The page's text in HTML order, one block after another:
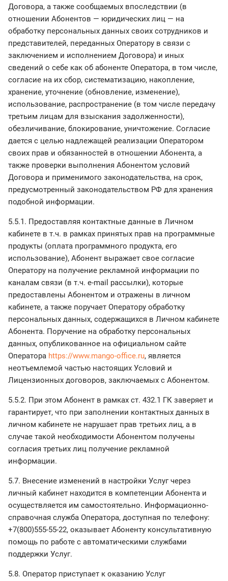
Договора, а также сообщаемых впоследствии (в
отношении Абонентов — юридических лиц — на
обработку персональных данных своих сотрудников и
представителей, переданных Оператору в связи с
заключением и исполнением Договора) и иных
сведений о себе как об абоненте Оператора, в том числе,
согласие на их сбор, систематизацию, накопление,
хранение, уточнение (обновление, изменение),
использование, распространение (в том числе передачу
третьим лицам для взыскания задолженности),
обезличивание, блокирование, уничтожение. Согласие
дается с целью надлежащей реализации Оператором
своих прав и обязанностей в отношении Абонента, а
также проверки выполнения Абонентом условий
Договора и применимого законодательства, на срок,
предусмотренный законодательством РФ для хранения
подобной информации.
5.5.1. Предоставляя контактные данные в Личном
кабинете в т.ч. в рамках принятых прав на программные
продукты (оплата программного продукта, его
использование), Абонент выражает свое согласие
Оператору на получение рекламной информации по
каналам связи (в т.ч. e-mail рассылки), которые
предоставлены Абонентом и отражены в личном
кабинете, а также поручает Оператору обработку
персональных данных, содержащихся в Личном кабинете
Абонента. Поручение на обработку персональных
данных, опубликованное на официальном сайте
Оператора https://www.mango-office.ru, является
неотъемлемой частью настоящих Условий и
Лицензионных договоров, заключаемых с Абонентом.
5.5.2. При этом Абонент в рамках ст. 432.1 ГК заверяет и
гарантирует, что при заполнении контактных данных в
личном кабинете не нарушает прав третьих лиц, а в
случае такой необходимости Абонентом получены
согласия третьих лиц получение рекламной
информации.
5.7. Внесение изменений в настройки Услуг через
личный кабинет находится в компетенции Абонента и
осуществляется им самостоятельно. Информационно-
справочная служба Оператора, доступная по телефону:
+7(800)555-55-22, оказывает Абоненту консультативную
помощь по работе с автоматическими службами
поддержки Услуг.
5.8. Оператор приступает к оказанию Услуг